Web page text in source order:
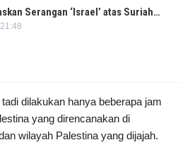
Serangan ‘Israel’ atas Suriah…
dilakukan hanya beberapa jam
yang direncanakan di
wilayah Palestina yang dijajah.